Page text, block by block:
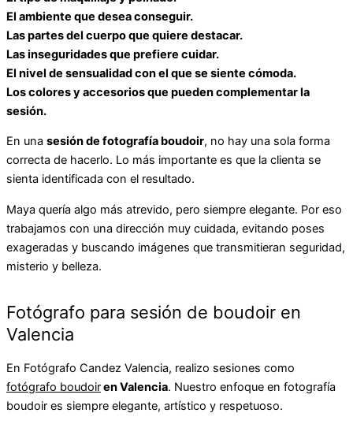
El ambiente que desea conseguir.
Las partes del cuerpo que quiere destacar.
Las inseguridades que prefiere cuidar.
El nivel de sensualidad con el que se siente cómoda.
Los colores y accesorios que pueden complementar la
sesión.
En una sesión de fotografía boudoir, no hay una sola forma
correcta de hacerlo. Lo más importante es que la clienta se
sienta identificada con el resultado.
Maya quería algo más atrevido, pero siempre elegante. Por eso
trabajamos con una dirección muy cuidada, evitando poses
exageradas y buscando imágenes que transmitieran seguridad,
misterio y belleza.
Fotógrafo para sesión de boudoir en
Valencia
En Fotógrafo Candez Valencia, realizo sesiones como
fotógrafo boudoiren Valencia. Nuestro enfoque en fotografía
boudoir es siempre elegante, artístico y respetuoso.